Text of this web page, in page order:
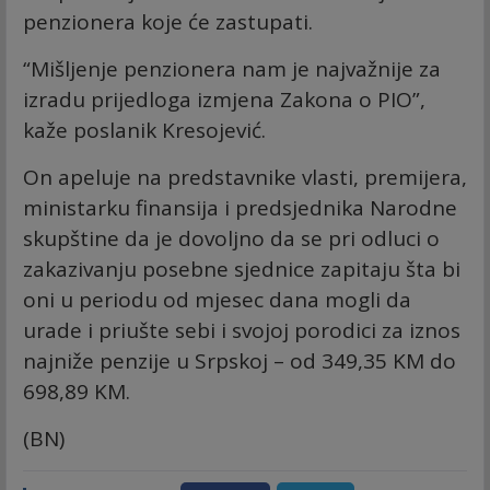
penzionera koje će zastupati.
“Mišljenje penzionera nam je najvažnije za
izradu prijedloga izmjena Zakona o PIO”,
kaže poslanik Kresojević.
On apeluje na predstavnike vlasti, premijera,
ministarku finansija i predsjednika Narodne
skupštine da je dovoljno da se pri odluci o
zakazivanju posebne sjednice zapitaju šta bi
oni u periodu od mjesec dana mogli da
urade i priušte sebi i svojoj porodici za iznos
najniže penzije u Srpskoj – od 349,35 KM do
698,89 KM.
(BN)